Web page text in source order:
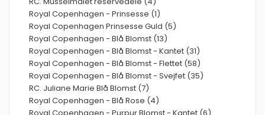
Royal Copenhagen - Prinsesse (1)
Royal Copenhagen Prinsesse Guld (5)
Royal Copenhagen - Blå Blomst (13)
Royal Copenhagen - Blå Blomst - Kantet (31)
Royal Copenhagen - Blå Blomst - Flettet (58)
Royal Copenhagen - Blå Blomst - Svejfet (35)
RC. Juliane Marie Blå Blomst (7)
Royal Copenhagen - Blå Rose (4)
Royal Copenhagen - Purpur Blomst - Kantet (6)